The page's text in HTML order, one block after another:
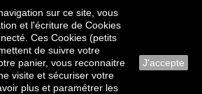
Contactez-nous
sur ce site, vous
et l'écriture de Cookies
Ces Cookies (petits
de suivre votre
panier, vous reconnaitre
visite et sécuriser votre
plus et paramétrer les
J'accepte